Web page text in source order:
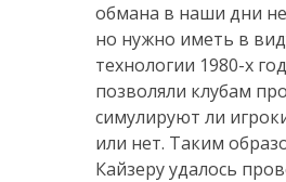
обмана в наши дни
но нужно иметь в
технологии 1980-х
позволяли клубам
симулируют ли
или нет. Таким
Кайзеру удалось